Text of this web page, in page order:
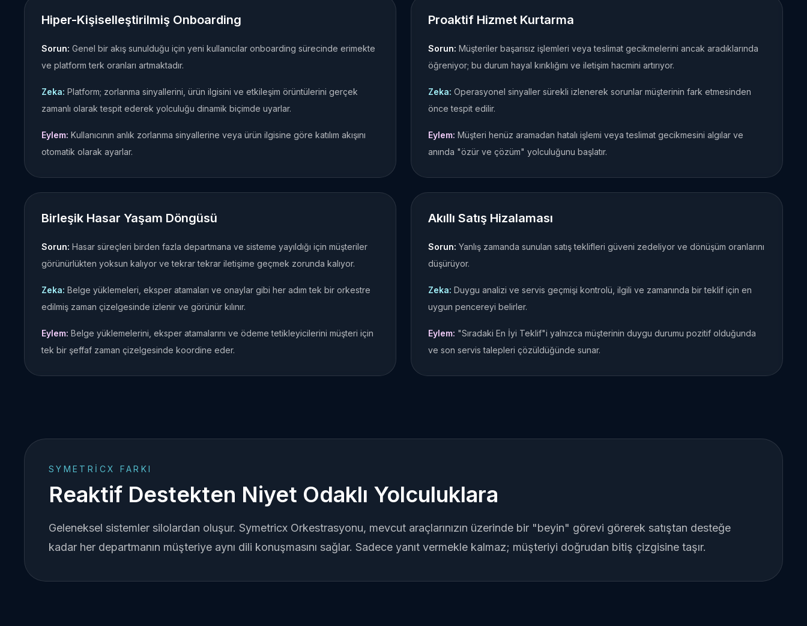
Hiper-Kişiselleştirilmiş Onboarding
Sorun: Genel bir akış sunulduğu için yeni kullanıcılar onboarding sürecinde erimekte
ve platform terk oranları artmaktadır.
Zeka: Platform; zorlanma sinyallerini, ürün ilgisini ve etkileşim örüntülerini gerçek
zamanlı olarak tespit ederek yolculuğu dinamik biçimde uyarlar.
Eylem: Kullanıcının anlık zorlanma sinyallerine veya ürün ilgisine göre katılım akışını
otomatik olarak ayarlar.
Proaktif Hizmet Kurtarma
Sorun: Müşteriler başarısız işlemleri veya teslimat gecikmelerini ancak aradıklarında
öğreniyor; bu durum hayal kırıklığını ve iletişim hacmini artırıyor.
Zeka: Operasyonel sinyaller sürekli izlenerek sorunlar müşterinin fark etmesinden
önce tespit edilir.
Eylem: Müşteri henüz aramadan hatalı işlemi veya teslimat gecikmesini algılar ve
anında "özür ve çözüm" yolculuğunu başlatır.
Birleşik Hasar Yaşam Döngüsü
Sorun: Hasar süreçleri birden fazla departmana ve sisteme yayıldığı için müşteriler
görünürlükten yoksun kalıyor ve tekrar tekrar iletişime geçmek zorunda kalıyor.
Zeka: Belge yüklemeleri, eksper atamaları ve onaylar gibi her adım tek bir orkestre
edilmiş zaman çizelgesinde izlenir ve görünür kılınır.
Eylem: Belge yüklemelerini, eksper atamalarını ve ödeme tetikleyicilerini müşteri için
tek bir şeffaf zaman çizelgesinde koordine eder.
Akıllı Satış Hizalaması
Sorun: Yanlış zamanda sunulan satış teklifleri güveni zedeliyor ve dönüşüm oranlarını
düşürüyor.
Zeka: Duygu analizi ve servis geçmişi kontrolü, ilgili ve zamanında bir teklif için en
uygun pencereyi belirler.
Eylem: "Sıradaki En İyi Teklif"i yalnızca müşterinin duygu durumu pozitif olduğunda
ve son servis talepleri çözüldüğünde sunar.
SYMETRICX FARKI
Reaktif Destekten Niyet Odaklı Yolculuklara
Geleneksel sistemler silolardan oluşur. Symetricx Orkestrasyonu, mevcut araçlarınızın üzerinde bir "beyin" görevi görerek satıştan desteğe
kadar her departmanın müşteriye aynı dili konuşmasını sağlar. Sadece yanıt vermekle kalmaz; müşteriyi doğrudan bitiş çizgisine taşır.